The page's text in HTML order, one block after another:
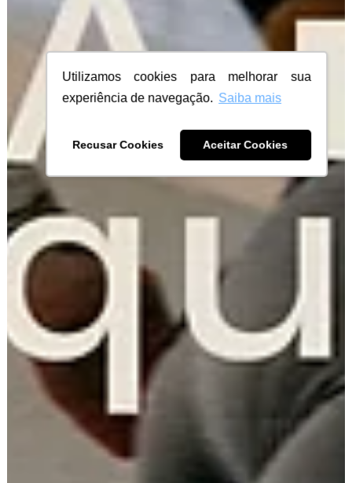
Utilizamos cookies para melhorar sua
experiência de navegação. Saiba mais
Recusar Cookies Aceitar Cookies